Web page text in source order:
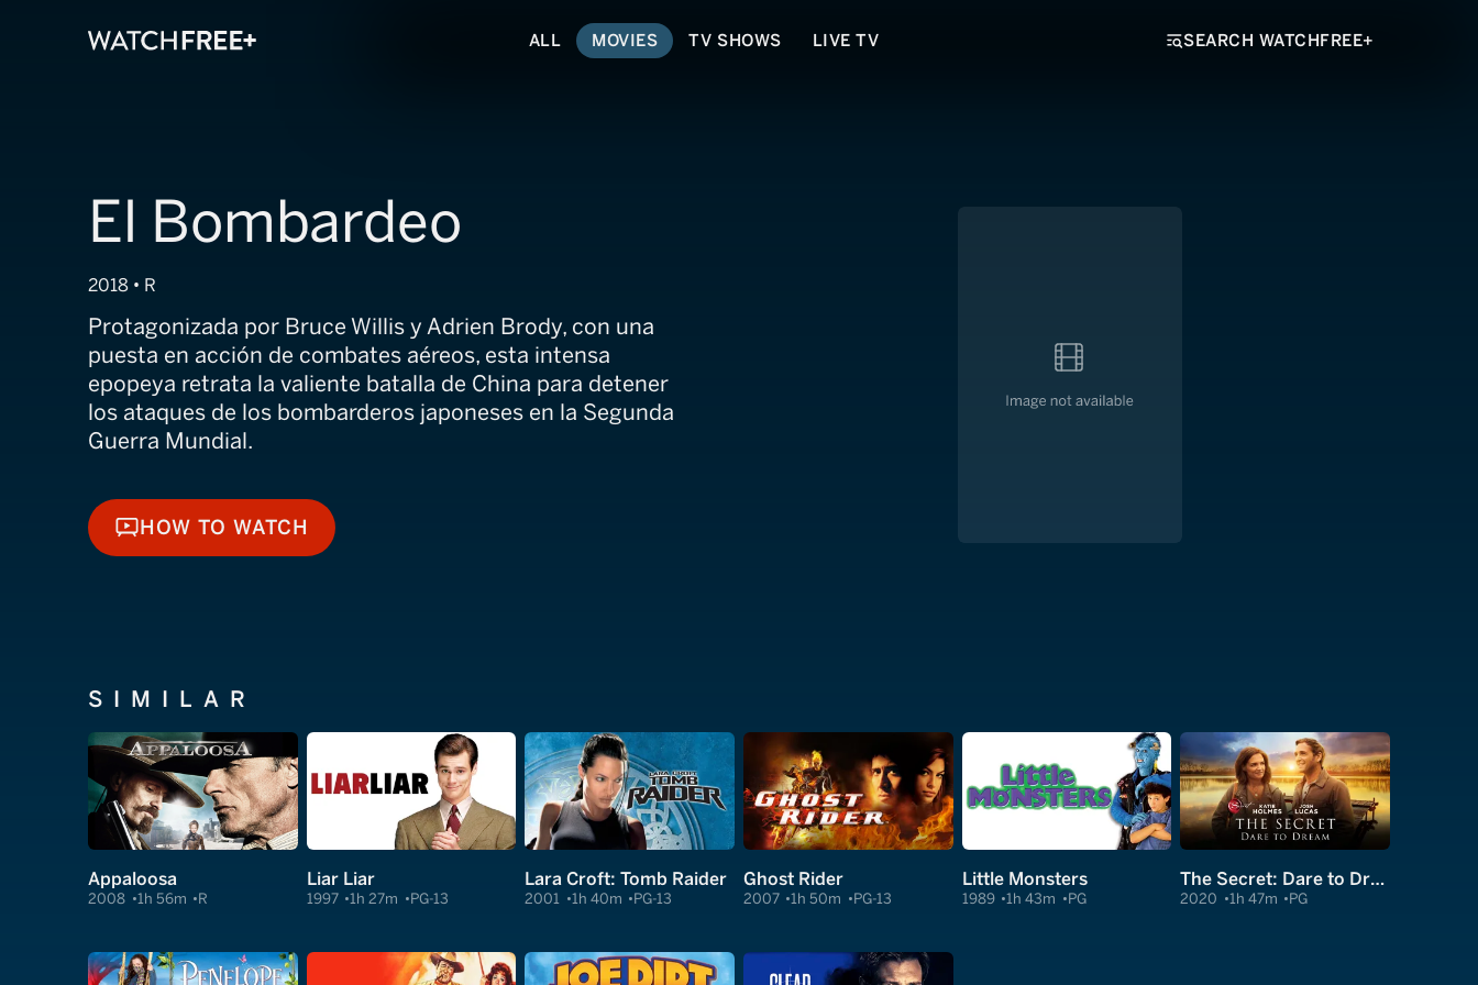
ALL MOVIES TV SHOWS LIVE TV SEARCH WATCHFREE+
El Bombardeo
2018 • R
Protagonizada por Bruce Willis y Adrien Brody, con una
puesta en acción de combates aéreos, esta intensa
epopeya retrata la valiente batalla de China para detener
los ataques de los bombarderos japoneses en la Segunda
Guerra Mundial.
HOW TO WATCH
HOW TO WATCH
SIMILAR
Appaloosa
2008 1h 56m R
Liar Liar
1997 1h 27m PG-13
Lara Croft: Tomb Raider
2001 1h 40m PG-13
Ghost Rider
2007 1h 50m PG-13
Little Monsters
1989 1h 43m PG
The Secret: Dare to Dream
2020 1h 47m PG